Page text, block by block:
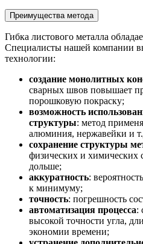
Преимущества метода
Гибка листового металла
Специалисты нашей компании
технологии:
создание монолитных
сварных швов повышает
порошковую покраску;
возможность
структуры: метод
алюминия, нержавейки и
сохранение структуры
физических и химических
дольше;
аккуратность:
к минимуму;
точность: погрешность
автоматизация процесса:
высокой точности угла,
экономии времени;